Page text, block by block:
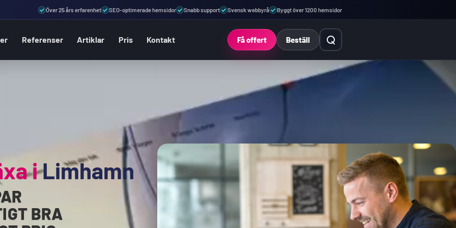
Över 25 års erfarenhet SEO-optimerade hemsidor Snabb support Svensk webbyrå Byggt över 1200 hemsidor
Referenser Artiklar Pris Kontakt Få offert Beställ Öppna sök
iLimhamn
BRA